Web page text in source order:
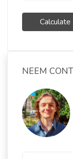
Calculate
NEEM